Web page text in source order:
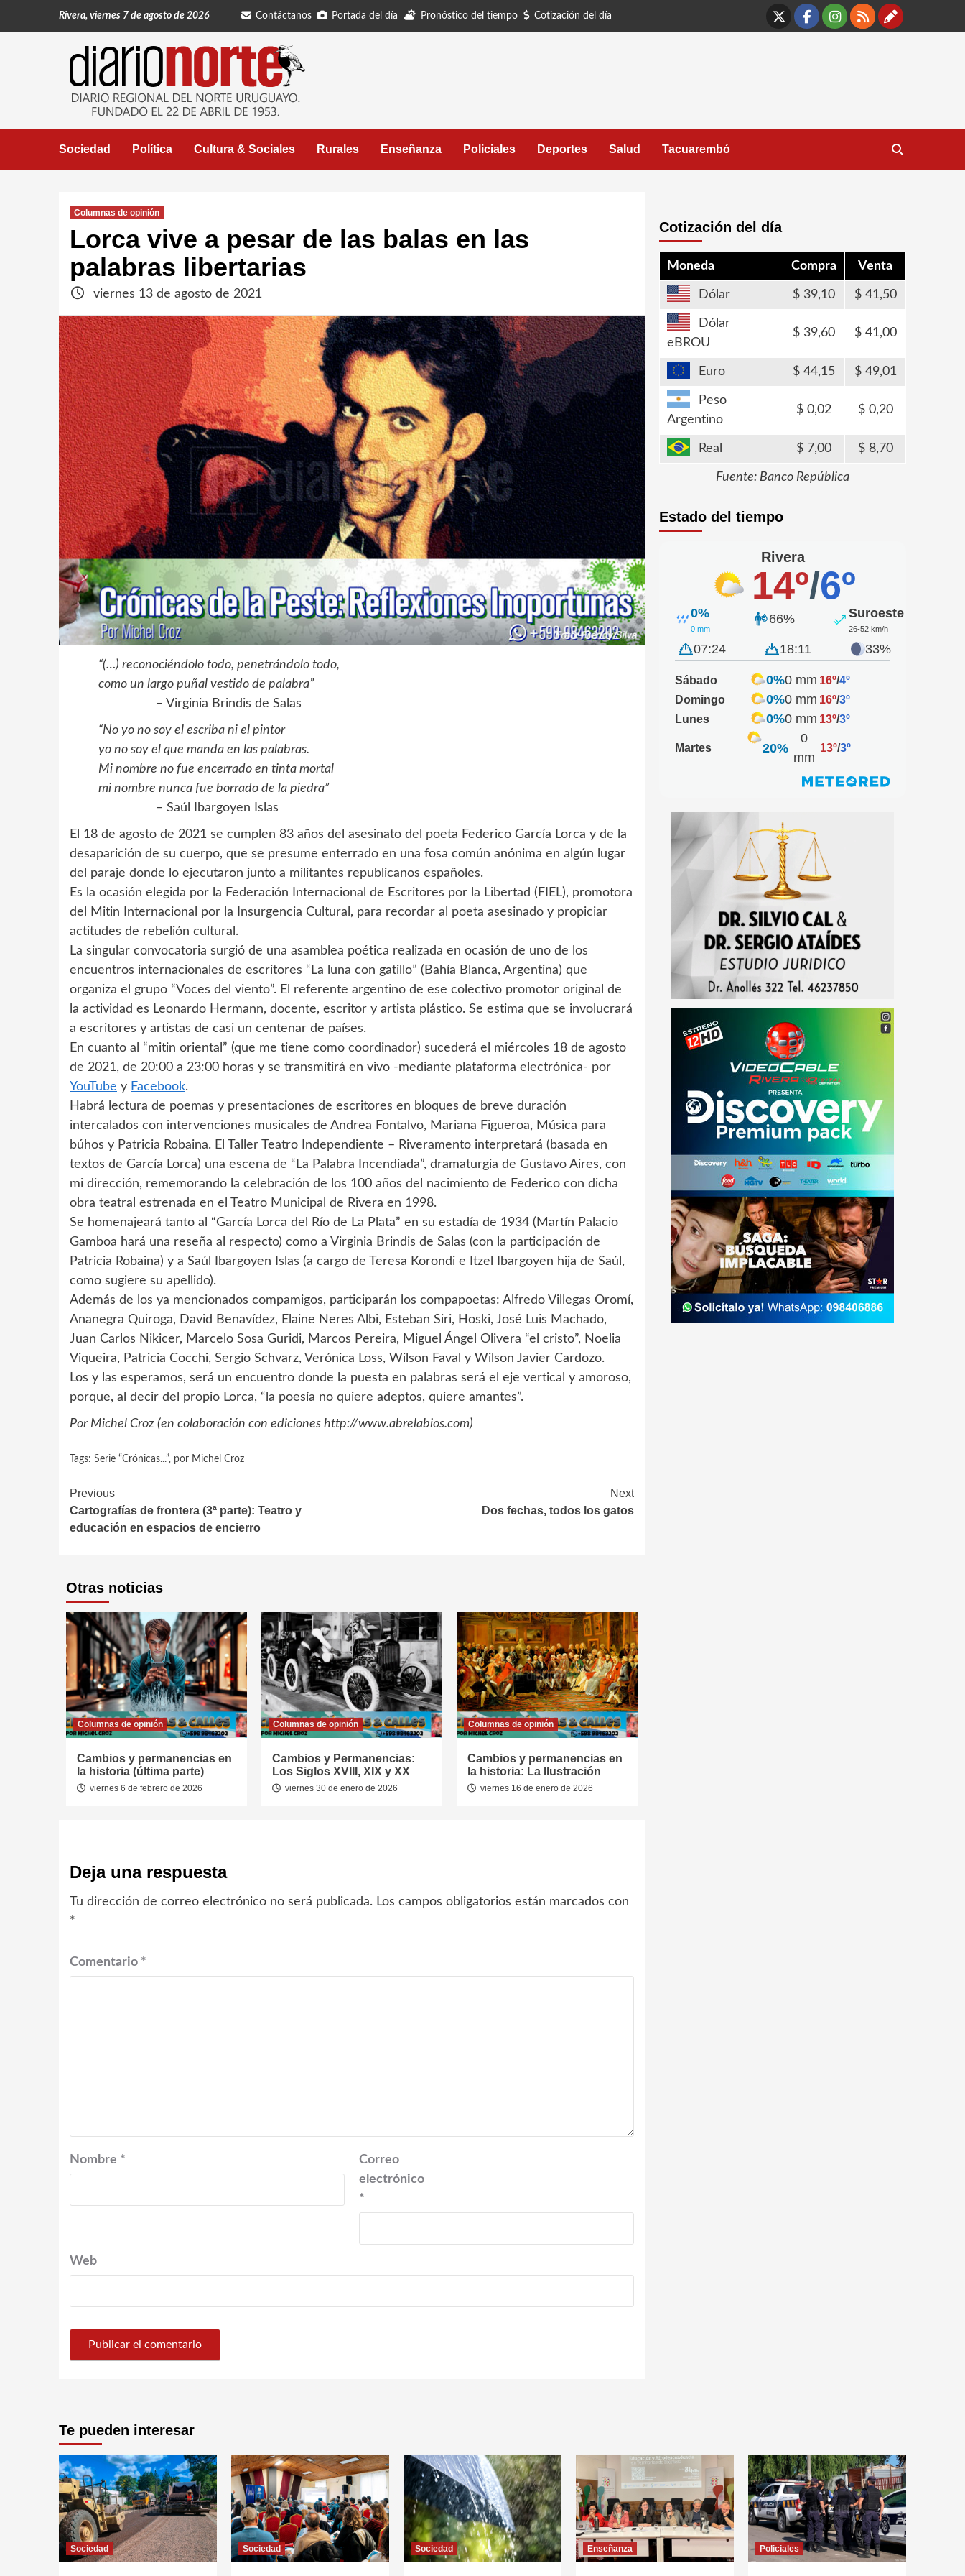
Rivera, viernes 7 de agosto de 2026 Contáctanos Portada del día Pronóstico del tiempo Cotización del día
X Facebook
Instagram
RSS
Sociedad Política Cultura & Sociales Rurales Enseñanza Policiales Deportes Salud Tacuarembó
Columnas de opinión
Lorca vive a pesar de las balas en las
palabras libertarias
viernes 13 de agosto de 2021
“(…) reconociéndolo todo, penetrándolo todo,
como un largo puñal vestido de palabra”
– Virginia Brindis de Salas
“No yo no soy el escriba ni el pintor
yo no soy el que manda en las palabras.
Mi nombre no fue encerrado en tinta mortal
mi nombre nunca fue borrado de la piedra”
– Saúl Ibargoyen Islas
El 18 de agosto de 2021 se cumplen 83 años del asesinato del poeta Federico García Lorca y de la
desaparición de su cuerpo, que se presume enterrado en una fosa común anónima en algún lugar
del paraje donde lo ejecutaron junto a militantes republicanos españoles.
Es la ocasión elegida por la Federación Internacional de Escritores por la Libertad (FIEL), promotora
del Mitin Internacional por la Insurgencia Cultural, para recordar al poeta asesinado y propiciar
actitudes de rebelión cultural.
La singular convocatoria surgió de una asamblea poética realizada en ocasión de uno de los
encuentros internacionales de escritores “La luna con gatillo” (Bahía Blanca, Argentina) que
organiza el grupo “Voces del viento”. El referente argentino de ese colectivo promotor original de
la actividad es Leonardo Hermann, docente, escritor y artista plástico. Se estima que se involucrará
a escritores y artistas de casi un centenar de países.
En cuanto al “mitin oriental” (que me tiene como coordinador) sucederá el miércoles 18 de agosto
de 2021, de 20:00 a 23:00 horas y se transmitirá en vivo -mediante plataforma electrónica- por
YouTube y Facebook.
Habrá lectura de poemas y presentaciones de escritores en bloques de breve duración
intercalados con intervenciones musicales de Andrea Fontalvo, Mariana Figueroa, Música para
búhos y Patricia Robaina. El Taller Teatro Independiente – Riveramento interpretará (basada en
textos de García Lorca) una escena de “La Palabra Incendiada”, dramaturgia de Gustavo Aires, con
mi dirección, rememorando la celebración de los 100 años del nacimiento de Federico con dicha
obra teatral estrenada en el Teatro Municipal de Rivera en 1998.
Se homenajeará tanto al “García Lorca del Río de La Plata” en su estadía de 1934 (Martín Palacio
Gamboa hará una reseña al respecto) como a Virginia Brindis de Salas (con la participación de
Patricia Robaina) y a Saúl Ibargoyen Islas (a cargo de Teresa Korondi e Itzel Ibargoyen hija de Saúl,
como sugiere su apellido).
Además de los ya mencionados compamigos, participarán los compapoetas: Alfredo Villegas Oromí,
Ananegra Quiroga, David Benavídez, Elaine Neres Albi, Esteban Siri, Hoski, José Luis Machado,
Juan Carlos Nikicer, Marcelo Sosa Guridi, Marcos Pereira, Miguel Ángel Olivera “el cristo”, Noelia
Viqueira, Patricia Cocchi, Sergio Schvarz, Verónica Loss, Wilson Faval y Wilson Javier Cardozo.
Los y las esperamos, será un encuentro donde la puesta en palabras será el eje vertical y amoroso,
porque, al decir del propio Lorca, “la poesía no quiere adeptos, quiere amantes”.
Por Michel Croz (en colaboración con ediciones http://www.abrelabios.com)
Tags: Serie “Crónicas...”‚ por Michel Croz
Continue
Reading
Previous
Cartografías de frontera (3ª parte): Teatro y
educación en espacios de encierro
Next
Dos fechas, todos los gatos
Otras noticias
Columnas de opinión
Cambios y permanencias en
la historia (última parte)
viernes 6 de febrero de 2026
Columnas de opinión
Cambios y Permanencias:
Los Siglos XVIII, XIX y XX
viernes 30 de enero de 2026
Columnas de opinión
Cambios y permanencias en
la historia: La Ilustración
viernes 16 de enero de 2026
Deja una respuesta
Tu dirección de correo electrónico no será publicada. Los campos obligatorios están marcados con
*
Comentario *
Nombre *
Correo
electrónico
*
Web
Cotización del día
Moneda Compra Venta
Dólar 39,10 41,50
Dólar
eBROU
39,60 41,00
Euro 44,15 49,01
Peso
Argentino
0,02 0,20
Real 7,00 8,70
Fuente: Banco República
Estado del tiempo
Rivera
14º/6º
0%
0 mm
66% Suroeste
26-52 km/h
07:24 18:11 33%
Sábado 0%0 mm 16º/4º
Domingo
0%0 mm 16º/3º
Lunes
0%0 mm 13º/3º
Martes 20%
0
mm
13º/3º
Te pueden interesar
Sociedad Sociedad Sociedad Enseñanza Policiales